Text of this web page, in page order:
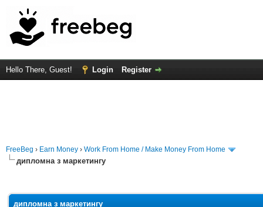
Hello There, Guest! Login Register
FreeBeg › Earn Money › Work From Home / Make Money From Home
дипломна з маркетингу
дипломна з маркетингу